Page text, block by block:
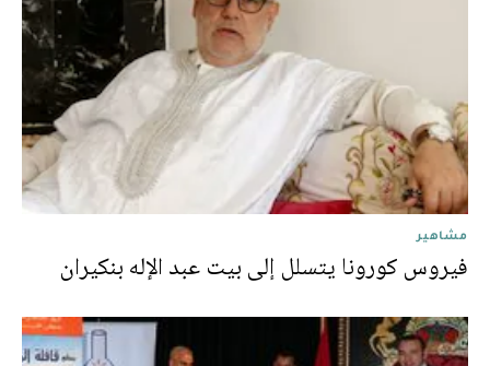
مشاهير
فيروس كورونا يتسلل إلى بيت عبد الإله بنكيران